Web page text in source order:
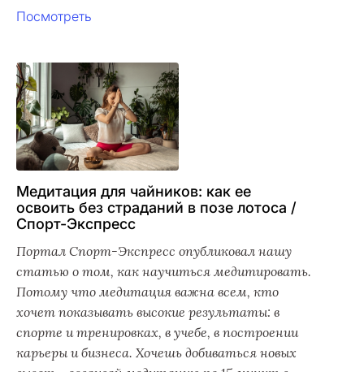
Посмотреть
Медитация для чайников: как ее
освоить без страданий в позе лотоса /
Спорт-Экспресс
Портал Спорт-Экспресс опубликовал нашу
статью о том, как научиться медитировать.
Потому что медитация важна всем, кто
хочет показывать высокие результаты: в
спорте и тренировках, в учебе, в построении
карьеры и бизнеса. Хочешь добиваться новых